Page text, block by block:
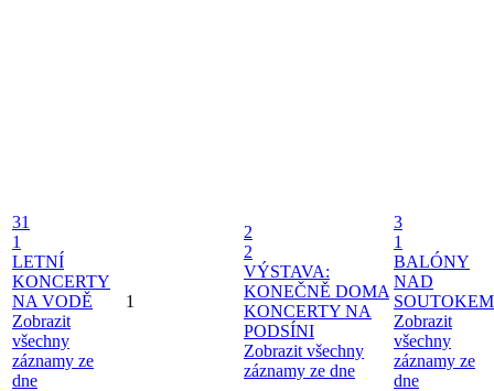
31
1
LETNÍ
KONCERTY
NA VODĚ
Zobrazit
všechny
záznamy ze
dne
1
2
2
VÝSTAVA:
KONEČNĚ DOMA
KONCERTY NA
PODSÍNI
Zobrazit všechny
záznamy ze dne
3
1
BALÓNY
NAD
SOUTOKEM
Zobrazit
všechny
záznamy ze
dne